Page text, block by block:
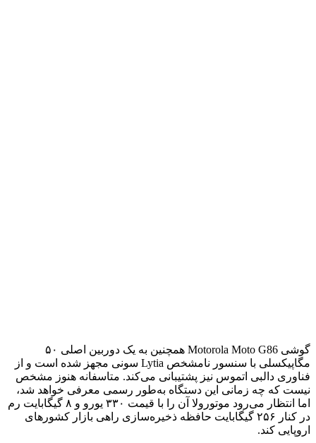
گوشی Motorola Moto G86 همچنین به یک دوربین اصلی ۵۰
مگاپیکسلی با سنسور نامشخص Lytia سونی مجهز شده است و از
فناوری دالبی اتموس نیز پشتیبانی می‌کند. متاسفانه هنوز مشخص
نیست که چه زمانی این دستگاه به‌طور رسمی معرفی خواهد شد،
اما انتظار می‌رود موتورولا آن را با قیمت ۳۳۰ یورو و ۸ گیگابایت رم
در کنار ۲۵۶ گیگابایت حافظه ذخیره‌سازی راهی بازار کشورهای
اروپایی کند.